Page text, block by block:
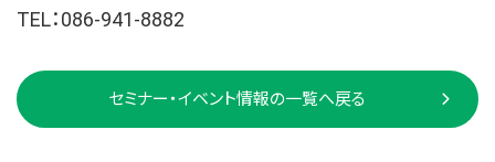
TEL：086-941-8882
セミナー・イベント情報の一覧へ戻る